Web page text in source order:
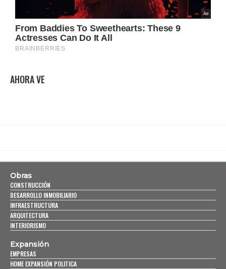
AHORA VE
Obras
CONSTRUCCIÓN
DESARROLLO INMOBILIARIO
INFRAESTRUCTURA
ARQUITECTURA
INTERIORISMO
Expansión
EMPRESAS
HOME EXPANSIÓN POLITICA